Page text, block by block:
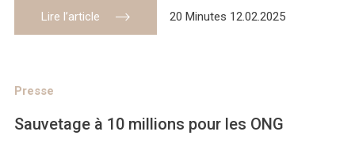
Lire l’article 20 Minutes 12.02.2025
Presse
Sauvetage à 10 millions pour les ONG